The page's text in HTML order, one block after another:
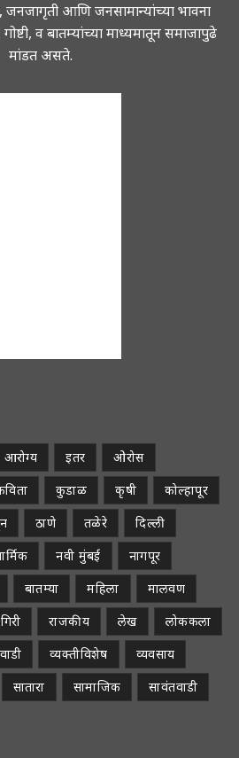
आणि जनसामान्यांच्या भावना
व बातम्यांच्या माध्यमातून समाजापुढे
मांडत असते.
आरोग्य इतर
ओरोस
कुडाळ कृषी
कोल्हापूर
ठाणे तळेरे
दिल्ली
नवी मुंबई
नागपूर
बातम्या महिला
मालवण
राजकीय लेख
लोककला
व्यक्तीविशेष
व्यवसाय
सातारा सामाजिक
सावंतवाडी